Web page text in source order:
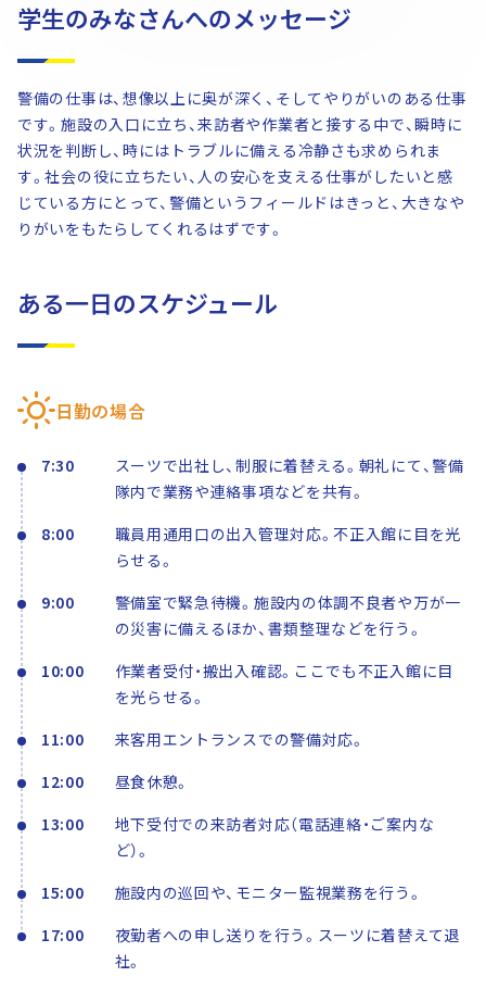
学生のみなさんへのメッセージ
警備の仕事は、想像以上に奥が深く、そしてやりがいのある仕事
です。施設の入口に立ち、来訪者や作業者と接する中で、瞬時に
状況を判断し、時にはトラブルに備える冷静さも求められま
す。社会の役に立ちたい、人の安心を支える仕事がしたいと感
じている方にとって、警備というフィールドはきっと、大きなや
りがいをもたらしてくれるはずです。
ある一日のスケジュール
日勤の場合
7:30
スーツで出社し、制服に着替える。朝礼にて、警備
隊内で業務や連絡事項などを共有。
8:00
職員用通用口の出入管理対応。不正入館に目を光
らせる。
9:00
警備室で緊急待機。施設内の体調不良者や万が一
の災害に備えるほか、書類整理などを行う。
10:00
作業者受付・搬出入確認。ここでも不正入館に目
を光らせる。
11:00
来客用エントランスでの警備対応。
12:00
昼食休憩。
13:00
地下受付での来訪者対応（電話連絡・ご案内な
ど）。
15:00
施設内の巡回や、モニター監視業務を行う。
17:00
夜勤者への申し送りを行う。スーツに着替えて退
社。